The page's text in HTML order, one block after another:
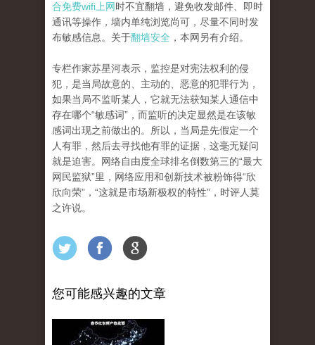
合免费wifi上网时不宜翻墙，避免收发邮件、即时
通讯等操作，墙内单纯浏览尚可，尽量不同时发
布敏感信息。关于翻墙安全 ，本网另有介绍。
专栏作家苏星河表示，监控是对宪法权利的侵
犯，是当局故意的、主动的、恶意的犯罪行为，
如果当局不监听某人，它就无法获知某人通信中
存在哪个“敏感词”，而监听的决定显然是在该敏
感词出现之前做出的。所以，当局是先假定一个
人有罪，然后去寻找他有罪的证据，这毫无疑问
就是迫害。网络自由度全球排名倒数第三的“最大
网民监狱”里，网络应用和创新技术被粉饰得“欣
欣向荣”，“这就是市场新极权的特性”，时评人莫
之许说。
您可能感兴趣的文章